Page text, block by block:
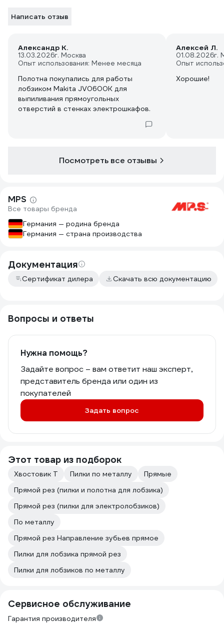
Написать отзыв
Александр К.
13.03.2026г. Москва
Опыт использования: Менее месяца
Полотна покупались для работы
лобзиком Makita JV0600K для
выпиливания прямоугольных
отверстий в стенках электрошкафов.
Алексей Л.
01.08.2026г.
Опыт
Хорошие!
Посмотреть все отзывы
MPS
Все товары бренда
Германия — родина бренда
Германия — страна производства
Документация
Сертификат дилера Скачать всю документацию
Вопросы и ответы
Нужна помощь?
Задайте вопрос – вам ответит наш эксперт,
представитель бренда или один из
покупателей
Задать вопрос
Этот товар из подборок
Хвостовик Т Пилки по металлу
Прямые
Прямой рез (пилки и полотна для лобзика)
Прямой рез (пилки для электролобзиков)
По металлу
Прямой рез Направление зубьев прямое
Пилки для лобзика прямой рез
Пилки для лобзиков по металлу
Сервисное обслуживание
Гарантия производителя